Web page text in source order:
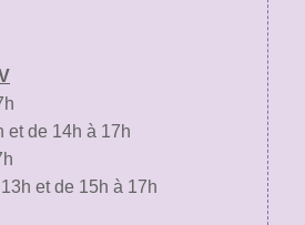
et de 14h à 17h
et de 15h à 17h